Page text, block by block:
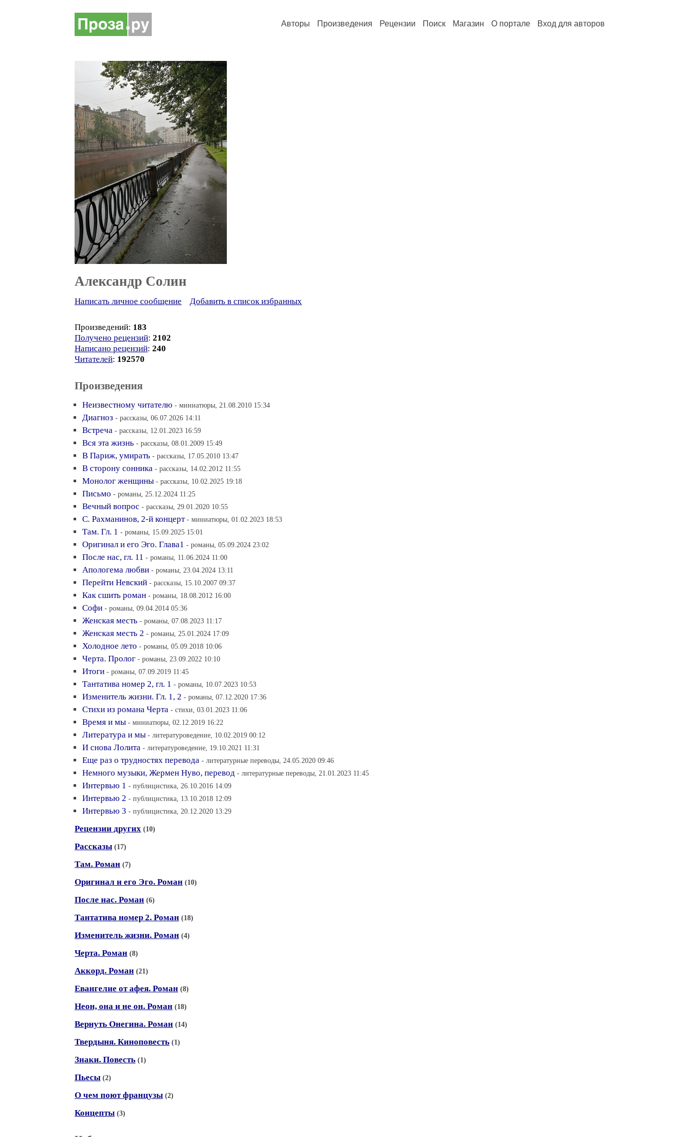
Авторы Произведения Рецензии Поиск Магазин О портале Вход для авторов
Александр Солин
Написать личное сообщение Добавить в список избранных
Произведений: 183
Получено рецензий: 2102
Написано рецензий: 240
Читателей: 192570
Произведения
Неизвестному читателю - миниатюры, 21.08.2010 15:34
Диагноз - рассказы, 06.07.2026 14:11
Встреча - рассказы, 12.01.2023 16:59
Вся эта жизнь - рассказы, 08.01.2009 15:49
В Париж, умирать - рассказы, 17.05.2010 13:47
В сторону сонника - рассказы, 14.02.2012 11:55
Монолог женщины - рассказы, 10.02.2025 19:18
Письмо - романы, 25.12.2024 11:25
Вечный вопрос - рассказы, 29.01.2020 10:55
С. Рахманинов, 2-й концерт - миниатюры, 01.02.2023 18:53
Там. Гл. 1 - романы, 15.09.2025 15:01
Оригинал и его Эго. Глава1 - романы, 05.09.2024 23:02
После нас, гл. 11 - романы, 11.06.2024 11:00
Апологема любви - романы, 23.04.2024 13:11
Перейти Невский - рассказы, 15.10.2007 09:37
Как сшить роман - романы, 18.08.2012 16:00
Софи - романы, 09.04.2014 05:36
Женская месть - романы, 07.08.2023 11:17
Женская месть 2 - романы, 25.01.2024 17:09
Холодное лето - романы, 05.09.2018 10:06
Черта. Пролог - романы, 23.09.2022 10:10
Итоги - романы, 07.09.2019 11:45
Тантатива номер 2, гл. 1 - романы, 10.07.2023 10:53
Изменитель жизни. Гл. 1, 2 - романы, 07.12.2020 17:36
Стихи из романа Черта - стихи, 03.01.2023 11:06
Время и мы - миниатюры, 02.12.2019 16:22
Литература и мы - литературоведение, 10.02.2019 00:12
И снова Лолита - литературоведение, 19.10.2021 11:31
Еще раз о трудностях перевода - литературные переводы, 24.05.2020 09:46
Немного музыки, Жермен Нуво, перевод - литературные переводы, 21.01.2023 11:45
Интервью 1 - публицистика, 26.10.2016 14:09
Интервью 2 - публицистика, 13.10.2018 12:09
Интервью 3 - публицистика, 20.12.2020 13:29
Рецензии других (10)
Рассказы (17)
Там. Роман (7)
Оригинал и его Эго. Роман (10)
После нас. Роман (6)
Тантатива номер 2. Роман (18)
Изменитель жизни. Роман (4)
Черта. Роман (8)
Аккорд. Роман (21)
Евангелие от афея. Роман (8)
Неон, она и не он. Роман (18)
Вернуть Онегина. Роман (14)
Твердыня. Киноповесть (1)
Знаки. Повесть (1)
Пьесы (2)
О чем поют французы (2)
Концепты (3)